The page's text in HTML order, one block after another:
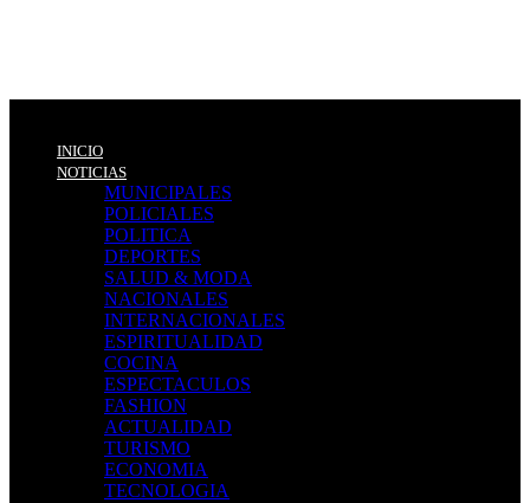
INICIO
NOTICIAS
MUNICIPALES
POLICIALES
POLITICA
DEPORTES
SALUD & MODA
NACIONALES
INTERNACIONALES
ESPIRITUALIDAD
COCINA
ESPECTACULOS
FASHION
ACTUALIDAD
TURISMO
ECONOMIA
TECNOLOGIA